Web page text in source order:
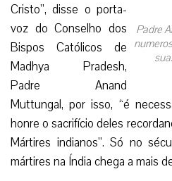
Padre
Cristo”, disse o porta-
voz do Conselho dos
Bispos Católicos de
Madhya Pradesh,
Padre Anand
Muttungal, por isso, “é
honre o sacrifício deles
Mártires indianos”. Só no
mártires na Índia chega a mais